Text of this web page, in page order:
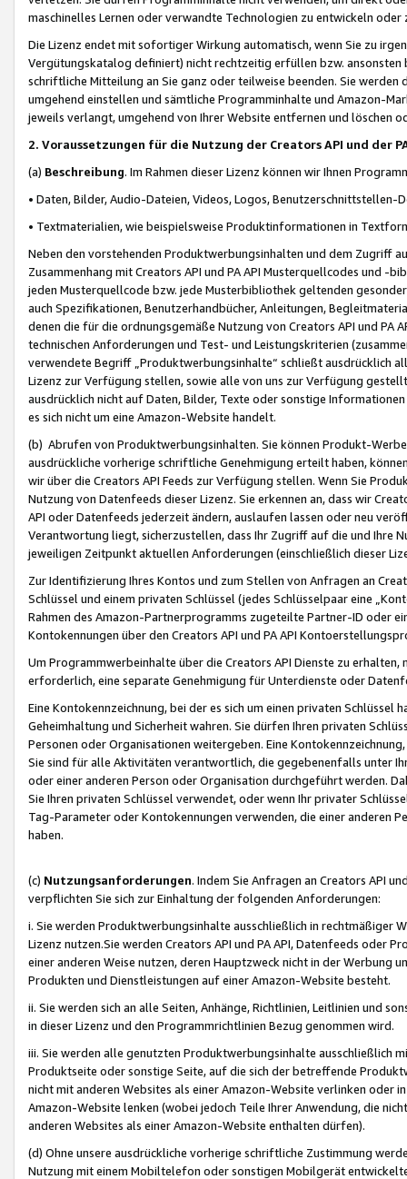
maschinelles Lernen oder verwandte Technologien zu entwickeln
Die Lizenz endet mit sofortiger Wirkung automatisch, wenn Sie zu
Vergütungskatalog definiert) nicht rechtzeitig erfüllen bzw. ansonsten
schriftliche Mitteilung an Sie ganz oder teilweise beenden. Sie werden
umgehend einstellen und sämtliche Programminhalte und Amazon-
jeweils verlangt, umgehend von Ihrer Website entfernen und löschen
2. Voraussetzungen für die Nutzung der Creators API und der
(a) Beschreibung. Im Rahmen dieser Lizenz können wir Ihnen
• Daten, Bilder, Audio-Dateien, Videos, Logos, Benutzerschnittstellen-
• Textmaterialien, wie beispielsweise Produktinformationen in
Neben den vorstehenden Produktwerbungsinhalten und dem Zugriff
Zusammenhang mit Creators API und PA API Musterquellcodes und
jeden Musterquellcode bzw. jede Musterbibliothek geltenden
auch Spezifikationen, Benutzerhandbücher, Anleitungen,
denen die für die ordnungsgemäße Nutzung von Creators API und PA
technischen Anforderungen und Test- und Leistungskriterien
verwendete Begriff „Produktwerbungsinhalte“ schließt ausdrücklich
Lizenz zur Verfügung stellen, sowie alle von uns zur Verfügung
ausdrücklich nicht auf Daten, Bilder, Texte oder sonstige
es sich nicht um eine Amazon-Website handelt.
(b) Abrufen von Produktwerbungsinhalten. Sie können Produkt-
ausdrückliche vorherige schriftliche Genehmigung erteilt haben,
wir über die Creators API Feeds zur Verfügung stellen. Wenn Sie
Nutzung von Datenfeeds dieser Lizenz. Sie erkennen an, dass wir
API oder Datenfeeds jederzeit ändern, auslaufen lassen oder neu
Verantwortung liegt, sicherzustellen, dass Ihr Zugriff auf die und Ihre
jeweiligen Zeitpunkt aktuellen Anforderungen (einschließlich dieser
Zur Identifizierung Ihres Kontos und zum Stellen von Anfragen an
Schlüssel und einem privaten Schlüssel (jedes Schlüsselpaar eine
Rahmen des Amazon-Partnerprogramms zugeteilte Partner-ID oder
Kontokennungen über den Creators API und PA API
Um Programmwerbeinhalte über die Creators API Dienste zu
erforderlich, eine separate Genehmigung für Unterdienste oder
Eine Kontokennzeichnung, bei der es sich um einen privaten
Geheimhaltung und Sicherheit wahren. Sie dürfen Ihren privaten
Personen oder Organisationen weitergeben. Eine
Sie sind für alle Aktivitäten verantwortlich, die gegebenenfalls unter
oder einer anderen Person oder Organisation durchgeführt werden.
Sie Ihren privaten Schlüssel verwendet, oder wenn Ihr privater
Tag-Parameter oder Kontokennungen verwenden, die einer anderen
haben.
(c) Nutzungsanforderungen. Indem Sie Anfragen an Creators API
verpflichten Sie sich zur Einhaltung der folgenden Anforderungen:
i. Sie werden Produktwerbungsinhalte ausschließlich in rechtmäßiger
Lizenz nutzen.Sie werden Creators API und PA API, Datenfeeds oder
einer anderen Weise nutzen, deren Hauptzweck nicht in der Werbung
Produkten und Dienstleistungen auf einer Amazon-Website besteht.
ii. Sie werden sich an alle Seiten, Anhänge, Richtlinien, Leitlinien und
in dieser Lizenz und den Programmrichtlinien Bezug genommen wird.
iii. Sie werden alle genutzten Produktwerbungsinhalte ausschließlich
Produktseite oder sonstige Seite, auf die sich der betreffende
nicht mit anderen Websites als einer Amazon-Website verlinken oder
Amazon-Website lenken (wobei jedoch Teile Ihrer Anwendung, die
anderen Websites als einer Amazon-Website enthalten dürfen).
(d) Ohne unsere ausdrückliche vorherige schriftliche Zustimmung
Nutzung mit einem Mobiltelefon oder sonstigen Mobilgerät